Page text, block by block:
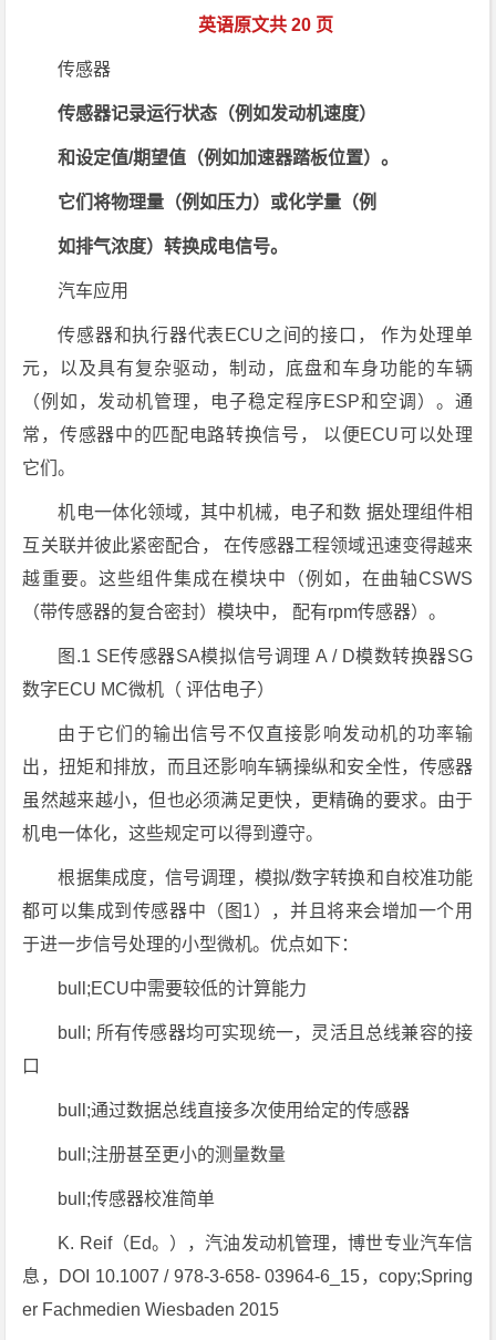
英语原文共 20 页
传感器
传感器记录运行状态（例如发动机速度）
和设定值/期望值（例如加速器踏板位置）。
它们将物理量（例如压力）或化学量（例
如排气浓度）转换成电信号。
汽车应用
传感器和执行器代表ECU之间的接口， 作为处理单
元，以及具有复杂驱动，制动，底盘和车身功能的车辆
（例如，发动机管理，电子稳定程序ESP和空调）。通
常，传感器中的匹配电路转换信号， 以便ECU可以处理
它们。
机电一体化领域，其中机械，电子和数 据处理组件相
互关联并彼此紧密配合， 在传感器工程领域迅速变得越来
越重要。这些组件集成在模块中（例如，在曲轴CSWS
（带传感器的复合密封）模块中， 配有rpm传感器）。
图.1 SE传感器SA模拟信号调理 A / D模数转换器SG
数字ECU MC微机（ 评估电子）
由于它们的输出信号不仅直接影响发动机的功率输
出，扭矩和排放，而且还影响车辆操纵和安全性，传感器
虽然越来越小，但也必须满足更快，更精确的要求。由于
机电一体化，这些规定可以得到遵守。
根据集成度，信号调理，模拟/数字转换和自校准功能
都可以集成到传感器中（图1），并且将来会增加一个用
于进一步信号处理的小型微机。优点如下：
bull;ECU中需要较低的计算能力
bull; 所有传感器均可实现统一，灵活且总线兼容的接
口
bull;通过数据总线直接多次使用给定的传感器
bull;注册甚至更小的测量数量
bull;传感器校准简单
K. Reif（Ed。），汽油发动机管理，博世专业汽车信
息，DOI 10.1007 / 978-3-658- 03964-6_15，copy;Spring
er Fachmedien Wiesbaden 2015